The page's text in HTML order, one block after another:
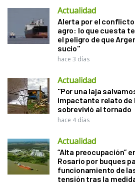
Actualidad
Alerta por el
agro: lo que cuesta
el peligro de que
sucio"
hace 3 días
Actualidad
"Por una laja
impactante relato de
sobrevivió al tornado
hace 4 días
Actualidad
“Alta preocupación”
Rosario por buques
funcionamiento de
tensión tras la